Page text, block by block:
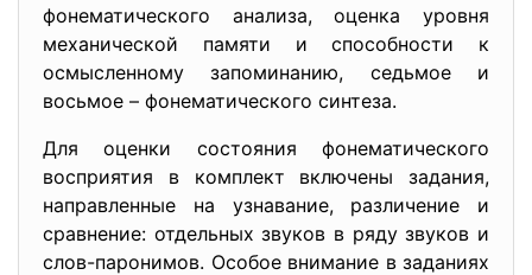
фонематического анализа, оценка уровня
механической памяти и способности к
осмысленному запоминанию, седьмое и
восьмое – фонематического синтеза.
Для оценки состояния фонематического
восприятия в комплект включены задания,
направленные на узнавание, различение и
сравнение: отдельных звуков в ряду звуков и
слов-паронимов. Особое внимание в заданиях